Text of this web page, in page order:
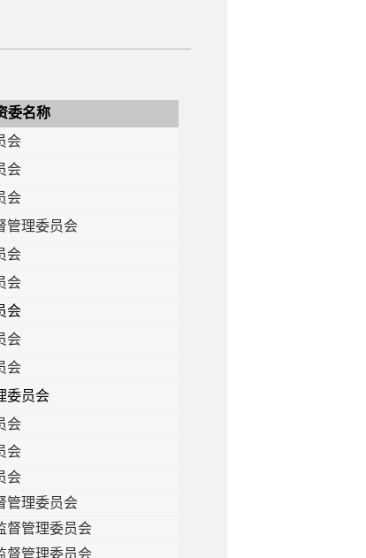
委名称
会
会
会
管理委员会
会
会
会
会
会
委员会
会
会
会
管理委员会
督管理委员会
督管理委员会